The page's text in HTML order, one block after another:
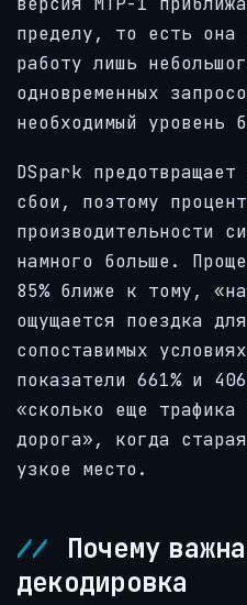
пределу, то есть она
работу лишь
одновременных
необходимый уровень
DSpark
сбои, поэтому
производительности
намного больше.
85% ближе к тому,
ощущается поездка
сопоставимых
показатели 661% и
«сколько еще трафика
дорога», когда
узкое место.
Почему
декодировка